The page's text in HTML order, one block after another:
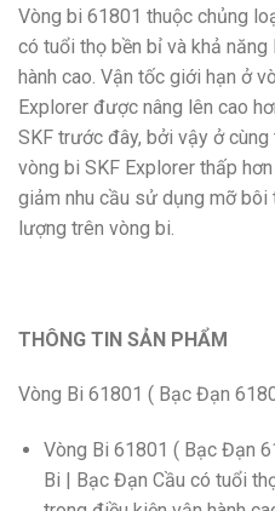
Vòng bi 61801 thuộc chủng
có tuổi thọ bền bỉ và khả
hành cao. Vận tốc giới hạn ở
Explorer được nâng lên cao
SKF trước đây, bởi vậy ở
vòng bi SKF Explorer thấp
giảm nhu cầu sử dụng mỡ bôi
lượng trên vòng bi.
THÔNG TIN SẢN PHẨM
Vòng Bi 61801 ( Bạc Đạn
Vòng Bi 61801 ( Bạc Đạn
Bi | Bạc Đạn Cầu có tuổi